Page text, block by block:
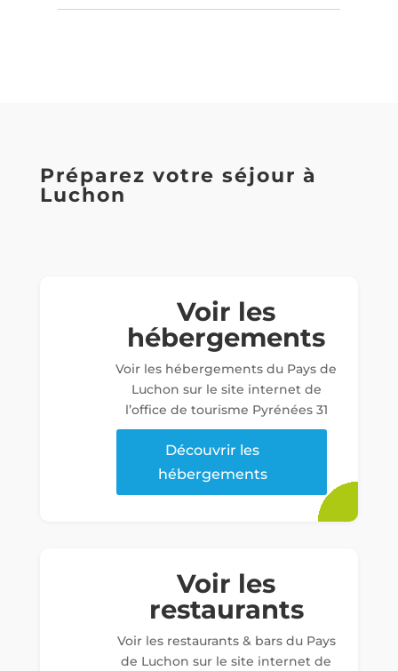
Préparez votre séjour à
Luchon
Voir les
hébergements
Voir les hébergements du Pays de
Luchon sur le site internet de
l’office de tourisme Pyrénées 31
Découvrir les
hébergements
Voir les
restaurants
Voir les restaurants & bars du Pays
de Luchon sur le site internet de